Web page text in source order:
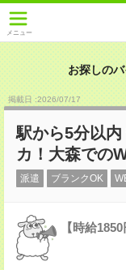
メニュー
お探しの
掲載日 :2026/07/17
駅から5分以
カ！大森での
派遣 ブランクOK
【時給